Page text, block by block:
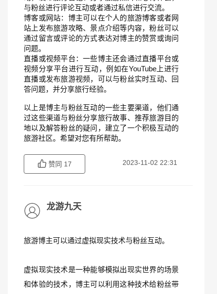
与粉丝进行评论互动或者通过私信进行交流。
博客或网站：博主可以在个人的旅游博客或者网
站上发布旅游攻略、景点介绍等内容，粉丝可以
通过留言或评论的方式表达对博主的赞赏或询问
问题。
直播或视频平台：一些博主还会通过直播平台或
视频分享平台进行互动，例如在YouTube上进行
直播或发布旅游视频，可以与粉丝实时互动、回
答问题，并分享旅行经验。
以上是博主与粉丝互动的一些主要渠道，他们通
过这些渠道与粉丝分享旅行故事、推荐旅游目的
地以及解答粉丝的疑问，建立了一个积极互动的
旅游社区。希望对您有所帮助。
赞同 17 2023-11-02 22:31
龙游九天
旅游博主可以通过虚拟现实技术与粉丝互动。
虚拟现实技术是一种能够模拟出现实世界的场景
和体验的技术，博主可以利用这种技术给粉丝带